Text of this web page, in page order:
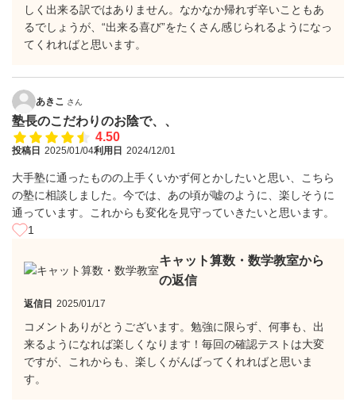
しく出来る訳ではありません。なかなか帰れず辛いこともあ
るでしょうが、“出来る喜び”をたくさん感じられるようになっ
てくれればと思います。
あきこ さん
塾長のこだわりのお陰で、、
4.50
投稿日 2025/01/04利用日 2024/12/01
大手塾に通ったものの上手くいかず何とかしたいと思い、こちら
の塾に相談しました。今では、あの頃が嘘のように、楽しそうに
通っています。これからも変化を見守っていきたいと思います。
1
キャット算数・数学教室から
の返信
返信日 2025/01/17
コメントありがとうございます。勉強に限らず、何事も、出
来るようになれば楽しくなります！毎回の確認テストは大変
ですが、これからも、楽しくがんばってくれればと思いま
す。